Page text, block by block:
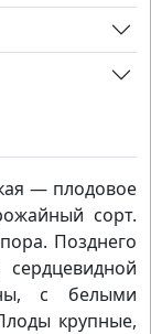
— плодовое
сорт.
Позднего
с белыми
крупные,